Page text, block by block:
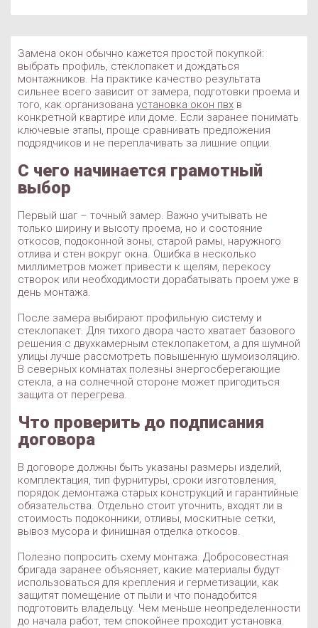
Замена окон обычно кажется простой покупкой:
выбрать профиль, стеклопакет и дождаться
монтажников. На практике качество результата
сильнее всего зависит от замера, подготовки проема и
того, как организована установка окон пвх в
конкретной квартире или доме. Если заранее понимать
ключевые этапы, проще сравнивать предложения
подрядчиков и не переплачивать за лишние опции.
С чего начинается грамотный
выбор
Первый шаг – точный замер. Важно учитывать не
только ширину и высоту проема, но и состояние
откосов, подоконной зоны, старой рамы, наружного
отлива и стен вокруг окна. Ошибка в несколько
миллиметров может привести к щелям, перекосу
створок или необходимости дорабатывать проем уже в
день монтажа.
После замера выбирают профильную систему и
стеклопакет. Для тихого двора часто хватает базового
решения с двухкамерным стеклопакетом, а для шумной
улицы лучше рассмотреть повышенную шумоизоляцию.
В северных комнатах полезны энергосберегающие
стекла, а на солнечной стороне может пригодиться
защита от перегрева.
Что проверить до подписания
договора
В договоре должны быть указаны размеры изделий,
комплектация, тип фурнитуры, сроки изготовления,
порядок демонтажа старых конструкций и гарантийные
обязательства. Отдельно стоит уточнить, входят ли в
стоимость подоконники, отливы, москитные сетки,
вывоз мусора и финишная отделка откосов.
Полезно попросить схему монтажа. Добросовестная
бригада заранее объясняет, какие материалы будут
использоваться для крепления и герметизации, как
защитят помещение от пыли и что понадобится
подготовить владельцу. Чем меньше неопределенности
до начала работ, тем спокойнее проходит установка.